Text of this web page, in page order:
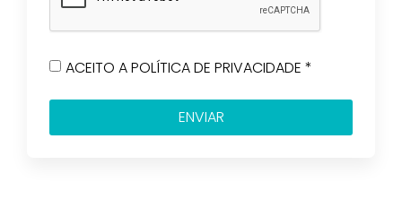
ACEITO A POLÍTICA DE PRIVACIDADE *
ENVIAR